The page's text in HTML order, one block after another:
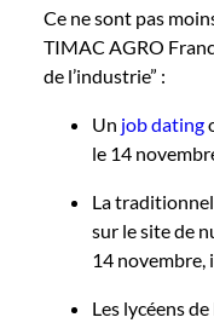
Ce ne sont pas
TIMAC AGRO
de l’industrie” :
Un job dating
le 14
La
sur le site de
14 novembre,
Les lycéens